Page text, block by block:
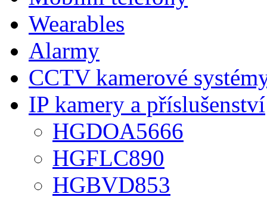
Wearables
Alarmy
CCTV kamerové
IP kamery a příslušenství
HGDOA5666
HGFLC890
HGBVD853